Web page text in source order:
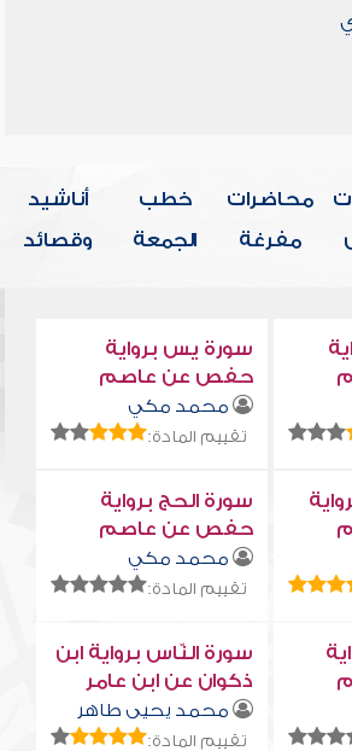
محاضرات
مفرغة
خطب
الجمعة
أناشيد
وقصائد
سورة يس برواية
حفص عن عاصم
محمد مكي
تقييم المادة:
سورة الحج برواية
حفص عن عاصم
محمد مكي
تقييم المادة:
سورة النّاس برواية ابن
ذكوان عن ابن عامر
محمد يحيى طاهر
تقييم المادة: